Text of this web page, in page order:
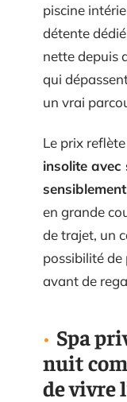
piscine
détente
nette depuis
qui
un vrai
Le prix
insolite
en grande
de trajet, un
possibilité de
avant de
Spa
nuit
de vivre